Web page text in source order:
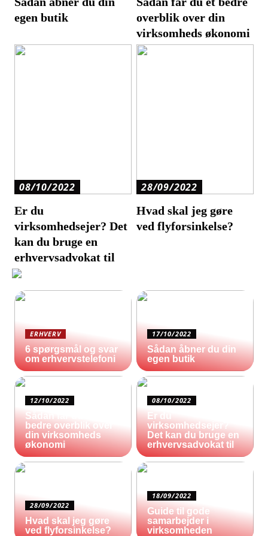
egen butik
overblik over din
virksomheds økonomi
08/10/2022
Er du
virksomhedsejer? Det
kan du bruge en
erhvervsadvokat til
28/09/2022
Hvad skal jeg gøre
ved flyforsinkelse?
ERHVERV
6 spørgsmål og svar
om erhvervstelefoni
17/10/2022
Sådan åbner du din
egen butik
12/10/2022
Sådan får du et
bedre overblik over
din virksomheds
økonomi
08/10/2022
Er du
virksomhedsejer?
Det kan du bruge en
erhvervsadvokat til
28/09/2022
Hvad skal jeg gøre
ved flyforsinkelse?
18/09/2022
Guide til gode
samarbejder i
virksomheden